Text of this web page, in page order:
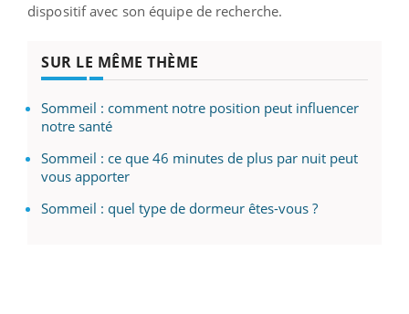
dispositif avec son équipe de recherche.
SUR LE MÊME THÈME
Sommeil : comment notre position peut influencer
notre santé
Sommeil : ce que 46 minutes de plus par nuit peut
vous apporter
Sommeil : quel type de dormeur êtes-vous ?